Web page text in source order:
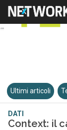
Ultimi articoli
DATI
Context: il